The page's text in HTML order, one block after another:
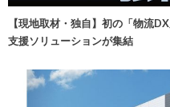
【現地取材・独自】初の「物流
支援ソリューションが集結